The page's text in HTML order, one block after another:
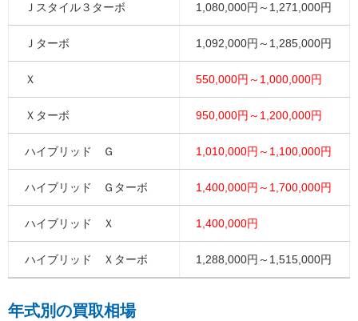
Ｊスタイル３ターボ 1,080,000円～1,271,000円
Ｊターボ 1,092,000円～1,285,000円
Ｘ 550,000円～1,000,000円
Ｘターボ 950,000円～1,200,000円
ハイブリッド Ｇ 1,010,000円～1,100,000円
ハイブリッド Ｇターボ 1,400,000円～1,700,000円
ハイブリッド Ｘ 1,400,000円
ハイブリッド Ｘターボ 1,288,000円～1,515,000円
年式別の買取相場